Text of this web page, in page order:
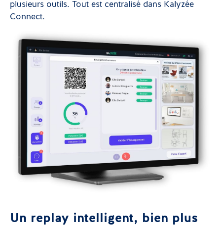
plusieurs outils. Tout est centralisé dans Kalyzée
Connect.
Un replay intelligent, bien plus